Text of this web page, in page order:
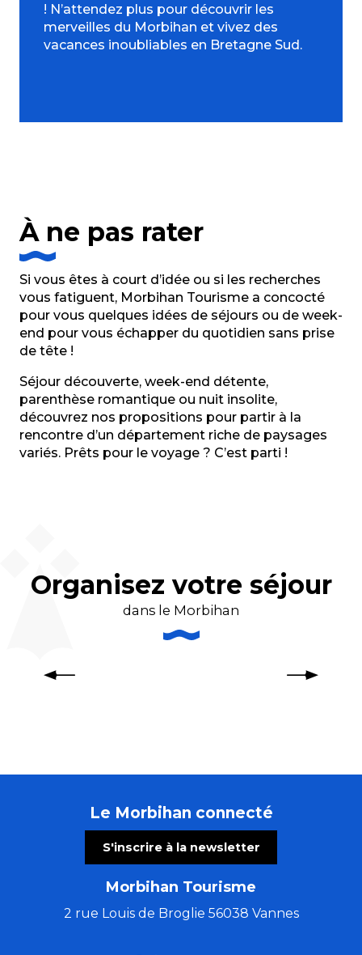
! N’attendez plus pour découvrir les
merveilles du Morbihan et vivez des
vacances inoubliables en Bretagne Sud.
À ne pas rater
Si vous êtes à court d’idée ou si les recherches
vous fatiguent, Morbihan Tourisme a concocté
pour vous quelques idées de séjours ou de week-
end pour vous échapper du quotidien sans prise
de tête !
Séjour découverte, week-end détente,
parenthèse romantique ou nuit insolite,
découvrez nos propositions pour partir à la
rencontre d’un département riche de paysages
variés. Prêts pour le voyage ? C’est parti !
Organisez votre séjour
dans le Morbihan
Mer
Le Morbihan connecté
S'inscrire à la newsletter
Morbihan Tourisme
2 rue Louis de Broglie 56038 Vannes